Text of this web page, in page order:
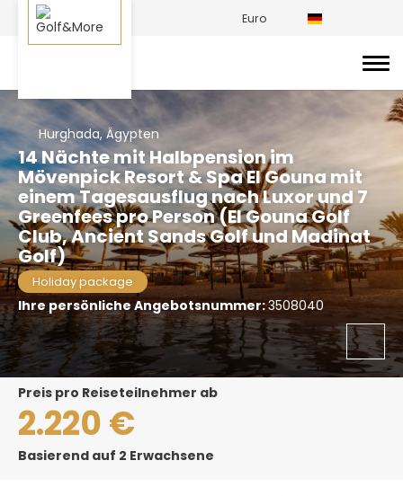
Euro
Hurghada, Ägypten
14 Nächte mit Halbpension im
Mövenpick Resort & Spa El Gouna mit
einem Tagesausflug nach Luxor und 7
Greenfees pro Person (El Gouna Golf
Club, Ancient Sands Golf und Madinat
Golf)
Holiday package
Ihre persönliche Angebotsnummer:3508040
Preis pro Reiseteilnehmer ab
2.220 €
Basierend auf 2 Erwachsene